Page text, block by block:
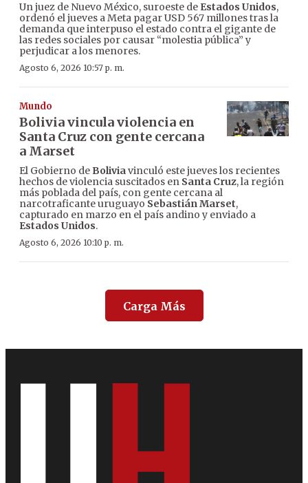
Un juez de Nuevo México, suroeste de Estados Unidos,
ordenó el jueves a Meta pagar USD 567 millones tras la
demanda que interpuso el estado contra el gigante de
las redes sociales por causar “molestia pública” y
perjudicar a los menores.
Agosto 6, 2026 10:57 p. m.
Mundo
Bolivia vincula violencia en
Santa Cruz con gente cercana
a Marset
El Gobierno de Boliviavinculó este jueves los recientes
hechos de violencia suscitados en Santa Cruz, la región
más poblada del país, con gente cercana al
narcotraficante uruguayo Sebastián Marset,
capturado en marzo en el país andino y enviado a
Estados Unidos.
Agosto 6, 2026 10:10 p. m.
Carga Más